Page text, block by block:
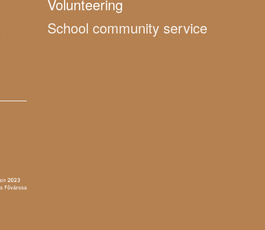
Volunteering
School community service